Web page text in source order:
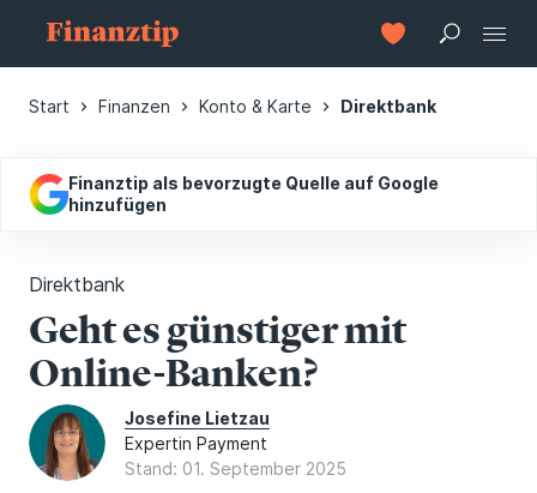
Start Finanzen Konto & Karte Direktbank
Finanztip als bevorzugte Quelle auf Google
hinzufügen
Direktbank
Geht es günstiger mit
Online-Banken?
Josefine Lietzau
Expertin Payment
Stand: 01. September 2025